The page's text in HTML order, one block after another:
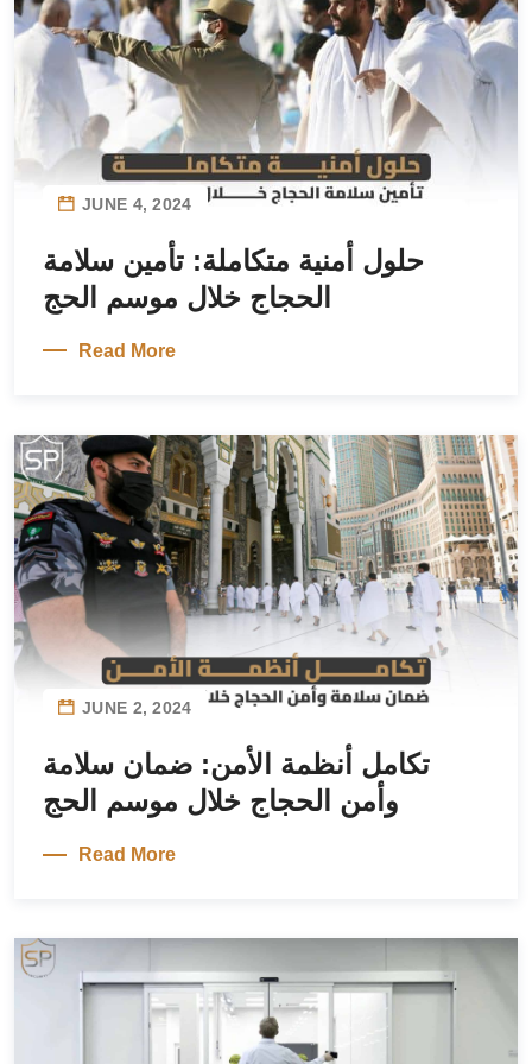
JUNE 4, 2024
حلول أمنية متكاملة: تأمين سلامة
الحجاج خلال موسم الحج
Read More
JUNE 2, 2024
تكامل أنظمة الأمن: ضمان سلامة
وأمن الحجاج خلال موسم الحج
Read More